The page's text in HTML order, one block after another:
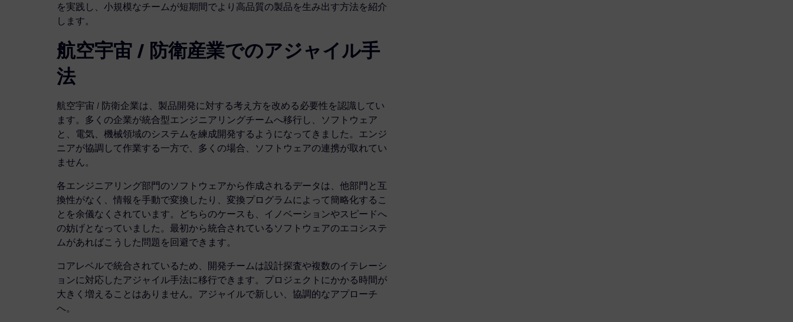
を実践し、小規模なチームが短期間でより高品質の製品を生み出す方法を紹介
します。
航空宇宙 / 防衛産業でのアジャイル手
法
航空宇宙 / 防衛企業は、製品開発に対する考え方を改める必要性を認識してい
ます。多くの企業が統合型エンジニアリングチームへ移行し、ソフトウェア
と、電気、機械領域のシステムを練成開発するようになってきました。エンジ
ニアが協調して作業する一方で、多くの場合、ソフトウェアの連携が取れてい
ません。
各エンジニアリング部門のソフトウェアから作成されるデータは、他部門と互
換性がなく、情報を手動で変換したり、変換プログラムによって簡略化するこ
とを余儀なくされています。どちらのケースも、イノベーションやスピードへ
の妨げとなっていました。最初から統合されているソフトウェアのエコシステ
ムがあればこうした問題を回避できます。
コアレベルで統合されているため、開発チームは設計探査や複数のイテレーシ
ョンに対応したアジャイル手法に移行できます。プロジェクトにかかる時間が
大きく増えることはありません。アジャイルで新しい、協調的なアプローチ
へ。